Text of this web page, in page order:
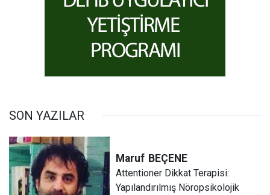
SON YAZILAR
Maruf BEÇENE
Attentioner Dikkat Terapisi:
Yapılandırılmış Nöropsikolojik